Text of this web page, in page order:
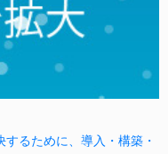
るために、導入・構築・